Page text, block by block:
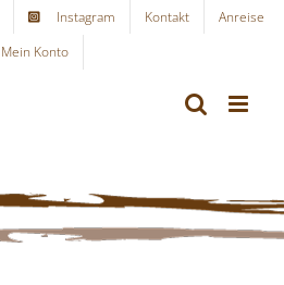
Instagram Kontakt
Anreise
Mein Konto